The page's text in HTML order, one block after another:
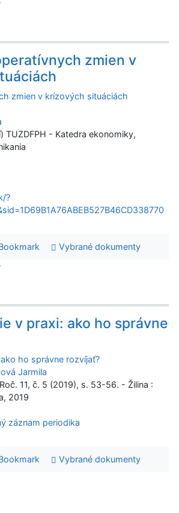
zmien v
zmien v krízových situáciách
TUZDFPH - Katedra ekonomiky,
?
Vybrané dokumenty
v praxi: ako ho správne
ho správne rozvíjať?
Jarmila
11, č. 5 (2019), s. 53-56. - Žilina :
2019
záznam periodika
Vybrané dokumenty